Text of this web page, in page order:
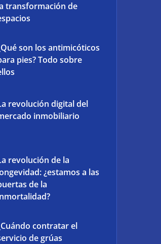
transformación de
son los antimicóticos
pies? Todo sobre
revolución digital del
inmobiliario
revolución de la
¿estamos a las
de la
contratar el
de grúas